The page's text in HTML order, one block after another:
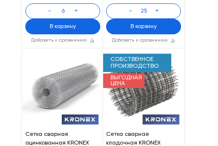
Добавить к сравнению
- +
В корзину
Добавить к сравнению
- +
В корзину
Сетка сварная
оцинкованная KRONEX
СОБСТВЕННОЕ
ПРОИЗВОДСТВО
ВЫГОДНАЯ
ЦЕНА
Сетка сварная
кладочная KRONEX